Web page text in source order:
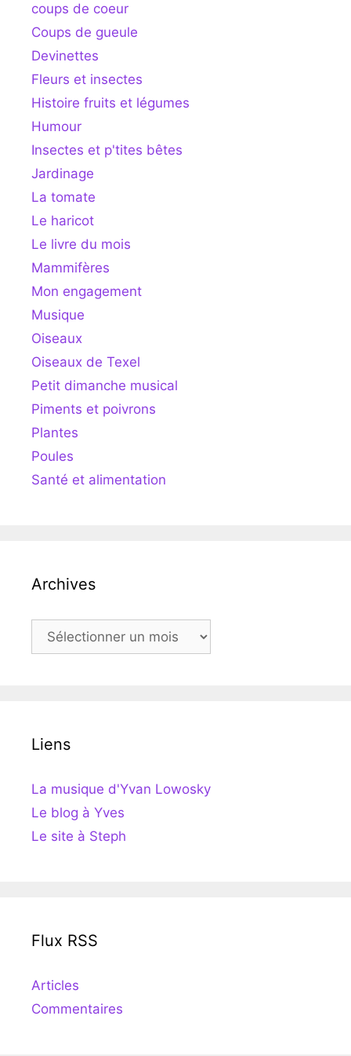
coups de coeur
Coups de gueule
Devinettes
Fleurs et insectes
Histoire fruits et légumes
Humour
Insectes et p'tites bêtes
Jardinage
La tomate
Le haricot
Le livre du mois
Mammifères
Mon engagement
Musique
Oiseaux
Oiseaux de Texel
Petit dimanche musical
Piments et poivrons
Plantes
Poules
Santé et alimentation
Archives
Archives
Liens
La musique d'Yvan Lowosky
Le blog à Yves
Le site à Steph
Flux RSS
Articles
Commentaires